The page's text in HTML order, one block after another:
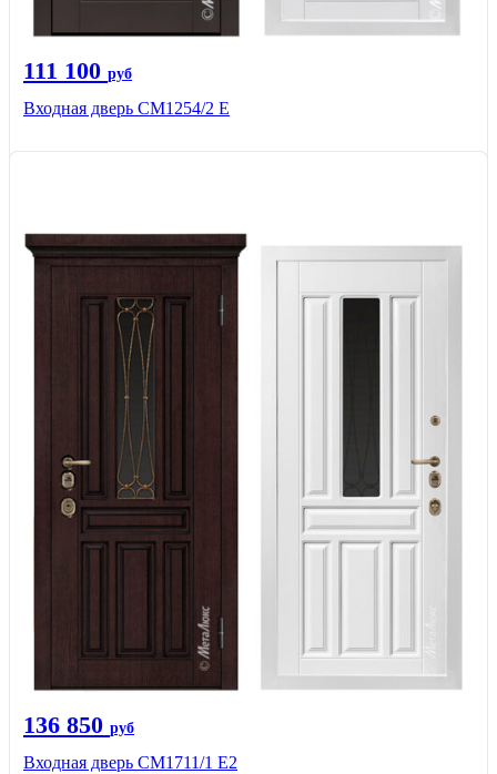
111 100 руб
Входная дверь СМ1254/2 E
136 850 руб
Входная дверь CМ1711/1 Е2